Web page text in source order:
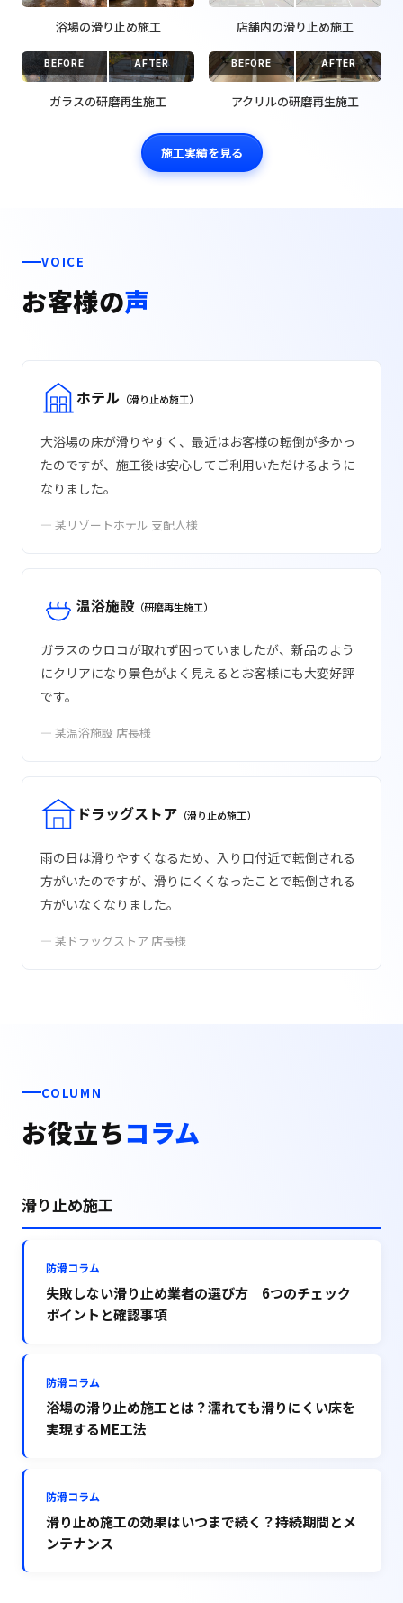
浴場の滑り止め施工 店舗内の滑り止め施工
BEFORE AFTER
ガラスの研磨再生施工
BEFORE AFTER
アクリルの研磨再生施工
施工実績を見る
VOICE
お客様の声
ホテル （滑り止め施工）
大浴場の床が滑りやすく、最近はお客様の転倒が多かっ
たのですが、施工後は安心してご利用いただけるように
なりました。
— 某リゾートホテル 支配人様
温浴施設（研磨再生施工）
ガラスのウロコが取れず困っていましたが、新品のよう
にクリアになり景色がよく見えるとお客様にも大変好評
です。
— 某温浴施設 店長様
ドラッグストア （滑り止め施工）
雨の日は滑りやすくなるため、入り口付近で転倒される
方がいたのですが、滑りにくくなったことで転倒される
方がいなくなりました。
— 某ドラッグストア 店長様
COLUMN
お役立ちコラム
滑り止め施工
防滑コラム
失敗しない滑り止め業者の選び方｜6つのチェック
ポイントと確認事項
防滑コラム
浴場の滑り止め施工とは？濡れても滑りにくい床を
実現するME工法
防滑コラム
滑り止め施工の効果はいつまで続く？持続期間とメ
ンテナンス